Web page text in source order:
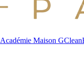
Académie Maison GClean